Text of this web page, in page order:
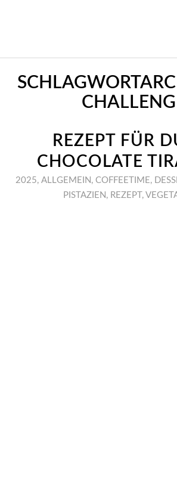
REZEPT FÜR
CHOCOLATE
2025, ALLGEMEIN , COFFEETIME,
PISTAZIEN , REZEPT ,